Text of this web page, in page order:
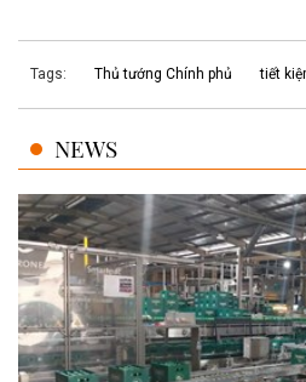
Tags: Thủ tướng Chính phủ tiết
NEWS